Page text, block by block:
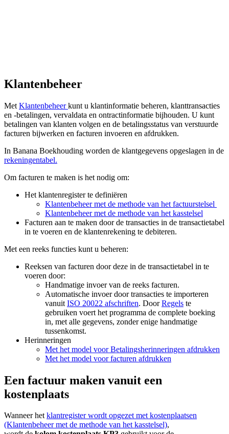
Klantenbeheer
Met Klantenbeheerkunt u klantinformatie beheren, klanttransacties
en -betalingen, vervaldata en ontractinformatie bijhouden. U kunt
betalingen van klanten volgen en de betalingsstatus van verstuurde
facturen bijwerken en facturen invoeren en afdrukken.
In Banana Boekhouding worden de klantgegevens opgeslagen in de
rekeningentabel.
Om facturen te maken is het nodig om:
Het klantenregister te definiëren
Klantenbeheer met de methode van het factuurstelsel
Klantenbeheer met de methode van het kasstelsel
Facturen aan te maken door de transacties in de transactietabel
in te voeren en de klantenrekening te debiteren.
Met een reeks functies kunt u beheren:
Reeksen van facturen door deze in de transactietabel in te
voeren door:
Handmatige invoer van de reeks facturen.
Automatische invoer door transacties te importeren
vanuit ISO 20022 afschriften. DoorRegels te
gebruiken voert het programma de complete boeking
in, met alle gegevens, zonder enige handmatige
tussenkomst.
Herinneringen
Met het model voor Betalingsherinneringen afdrukken
Met het model voor facturen afdrukken
Een factuur maken vanuit een
kostenplaats
Wanneer hetklantregister wordt opgezet met kostenplaatsen
(Klantenbeheer met de methode van het kasstelsel),